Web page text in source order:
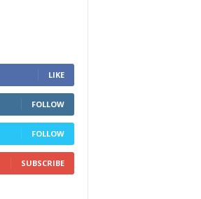
LIKE
FOLLOW
FOLLOW
SUBSCRIBE